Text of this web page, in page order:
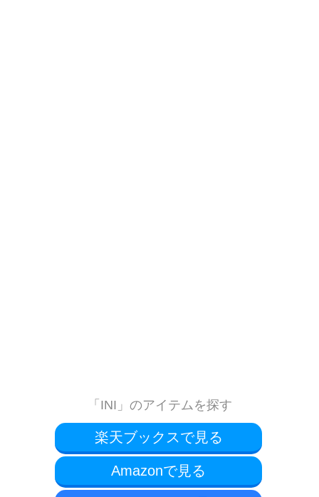
「INI」のアイテムを探す
楽天ブックスで見る
Amazonで見る